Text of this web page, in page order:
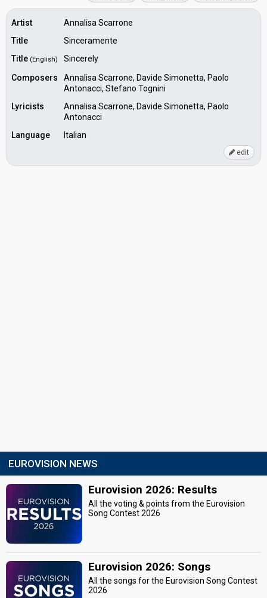
Artist
Annalisa Scarrone
Title
Sinceramente
Title (English)
Sincerely
Composers
Annalisa Scarrone, Davide Simonetta, Paolo
Antonacci, Stefano Tognini
Lyricists
Annalisa Scarrone, Davide Simonetta, Paolo
Antonacci
Language
Italian
edit
EUROVISION NEWS
Eurovision 2026: Results
All the voting & points from the Eurovision
Song Contest 2026
Eurovision 2026: Songs
All the songs for the Eurovision Song Contest
2026